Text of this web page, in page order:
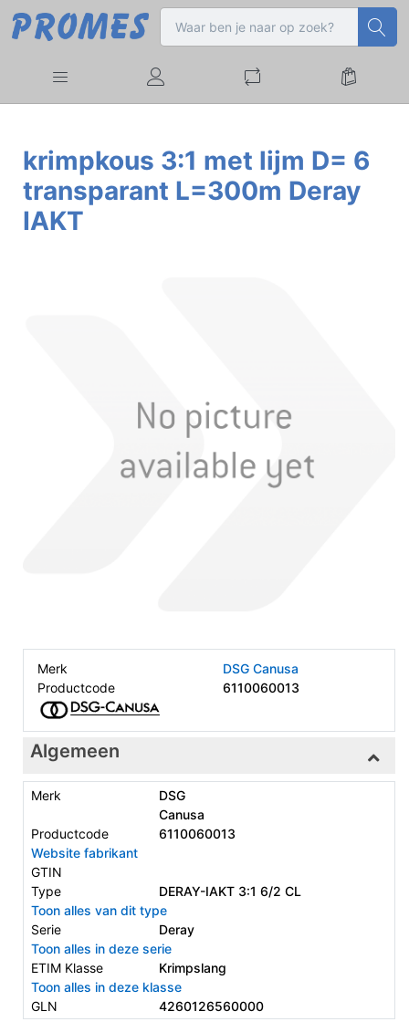
krimpkous 3:1 met lijm D= 6
transparant L=300m Deray
IAKT
Merk
DSG Canusa
Productcode
6110060013
Algemeen
Merk
DSG
Canusa
Productcode
6110060013
Website fabrikant
GTIN
Type
DERAY-IAKT 3:1 6/2 CL
Toon alles van dit type
Serie
Deray
Toon alles in deze serie
ETIM Klasse
Krimpslang
Toon alles in deze klasse
GLN
4260126560000